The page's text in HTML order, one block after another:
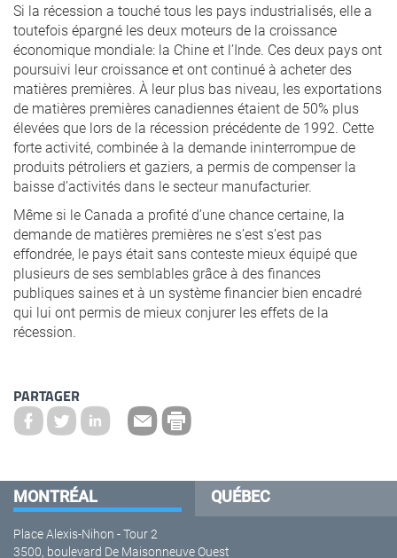
Si la récession a touché tous les pays industrialisés, elle a
toutefois épargné les deux moteurs de la croissance
économique mondiale: la Chine et l’Inde. Ces deux pays ont
poursuivi leur croissance et ont continué à acheter des
matières premières. À leur plus bas niveau, les exportations
de matières premières canadiennes étaient de 50% plus
élevées que lors de la récession précédente de 1992. Cette
forte activité, combinée à la demande ininterrompue de
produits pétroliers et gaziers, a permis de compenser la
baisse d’activités dans le secteur manufacturier.
Même si le Canada a profité d’une chance certaine, la
demande de matières premières ne s’est s’est pas
effondrée, le pays était sans conteste mieux équipé que
plusieurs de ses semblables grâce à des finances
publiques saines et à un système financier bien encadré
qui lui ont permis de mieux conjurer les effets de la
récession.
PARTAGER
MONTRÉAL QUÉBEC
Place Alexis-Nihon - Tour 2
3500, boulevard De Maisonneuve Ouest